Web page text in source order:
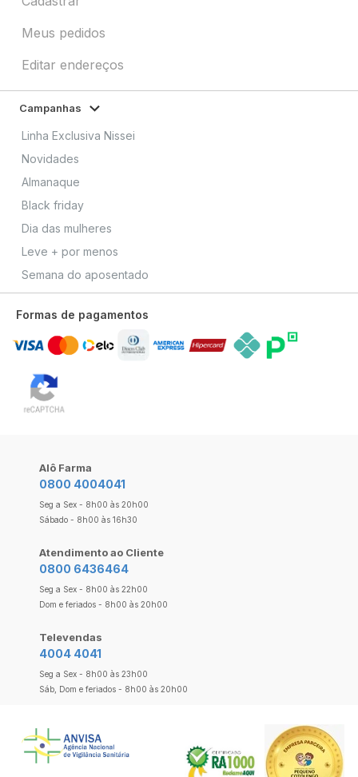
Meus pedidos
Editar endereços
Campanhas
Linha Exclusiva Nissei
Novidades
Almanaque
Black friday
Dia das mulheres
Leve + por menos
Semana do aposentado
Formas de pagamentos
Alô Farma
0800 4004041
Seg a Sex - 8h00 às 20h00
Sábado - 8h00 às 16h30
Atendimento ao Cliente
0800 6436464
Seg a Sex - 8h00 às 22h00
Dom e feriados - 8h00 às 20h00
Televendas
4004 4041
Seg a Sex - 8h00 às 23h00
Sáb, Dom e feriados - 8h00 às 20h00